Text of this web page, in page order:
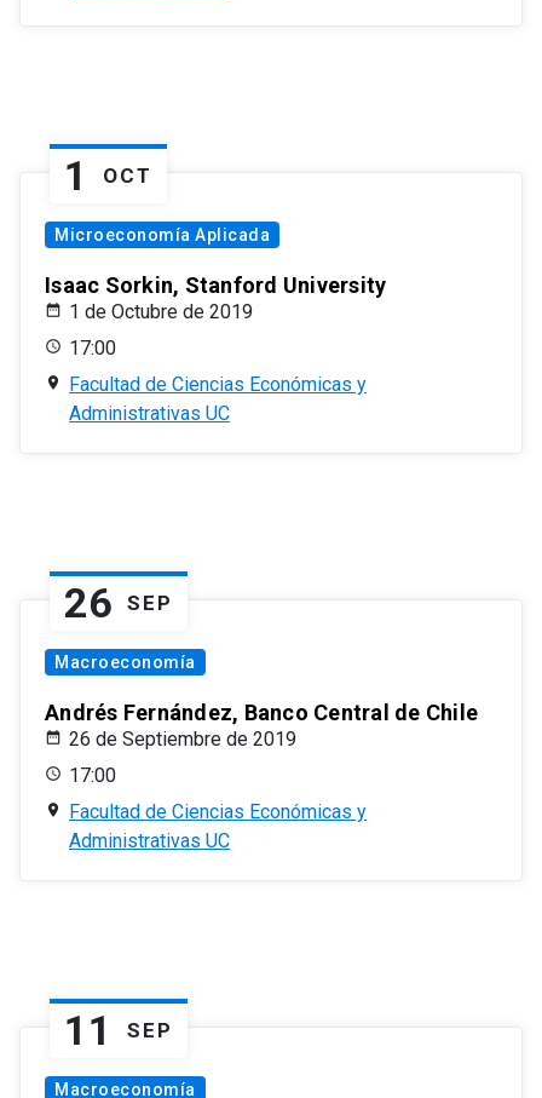
1 OCT
Microeconomía Aplicada
Isaac Sorkin, Stanford University
1 de Octubre de 2019
17:00
Facultad de Ciencias Económicas y
Administrativas UC
26 SEP
Macroeconomía
Andrés Fernández, Banco Central de Chile
26 de Septiembre de 2019
17:00
Facultad de Ciencias Económicas y
Administrativas UC
11 SEP
Macroeconomía